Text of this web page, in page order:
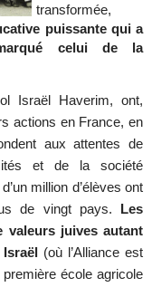
transformée,
puissante qui a
celui de la
Israël Haverim, ont,
actions en France, en
aux attentes de
et de la société
million d’élèves ont
de vingt pays. Les
juives autant
(où l’Alliance est
école agricole